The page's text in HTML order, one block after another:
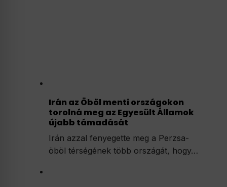
Irán az Öböl menti országokon
torolná meg az Egyesült Államok
újabb támadását
Irán azzal fenyegette meg a Perzsa-
öböl térségének több országát, hogy…